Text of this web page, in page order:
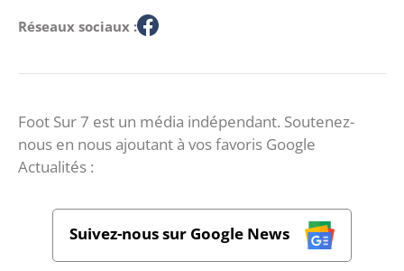
Réseaux sociaux :
Foot Sur 7 est un média indépendant. Soutenez-
nous en nous ajoutant à vos favoris Google
Actualités :
Suivez-nous sur Google News